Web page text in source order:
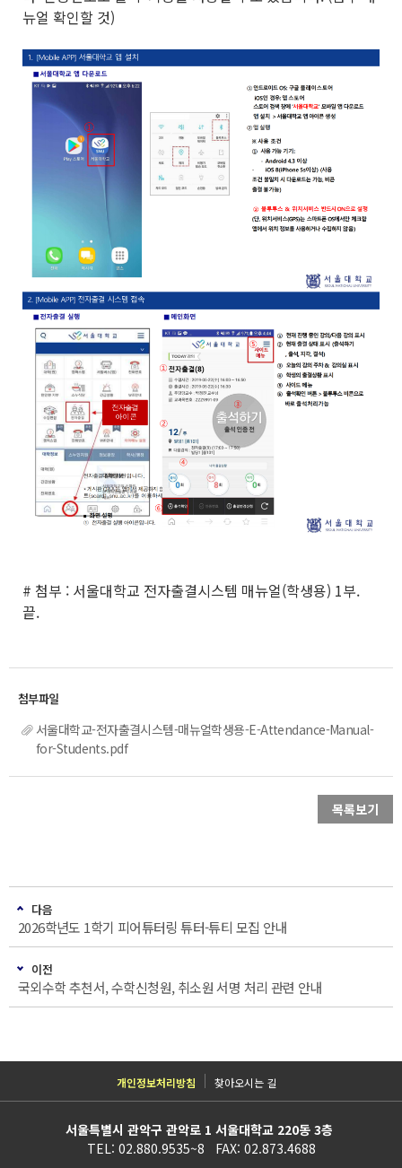
뉴얼 확인할 것)
# 첨부 : 서울대학교 전자출결시스템 매뉴얼(학생용) 1부.
끝.
서울대학교-전자출결시스템-매뉴얼학생용-E-Attendance-Manual-
for-Students.pdf
목록보기
다음
2026학년도 1학기 피어튜터링 튜터-튜티 모집 안내
이전
국외수학 추천서, 수학신청원, 취소원 서명 처리 관련 안내
개인정보처리방침 찾아오시는 길
서울특별시 관악구 관악로 1 서울대학교 220동 3층
TEL: 02.880.9535~8 FAX: 02.873.4688